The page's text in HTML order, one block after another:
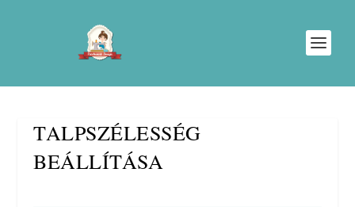
TALPSZÉLESSÉG
BEÁLLÍTÁSA